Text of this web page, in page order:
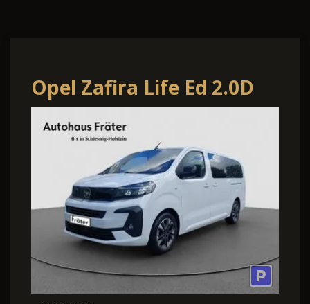
Opel Zafira Life Ed 2.0D
Automat. Kamera 9-
Sitzer PDC